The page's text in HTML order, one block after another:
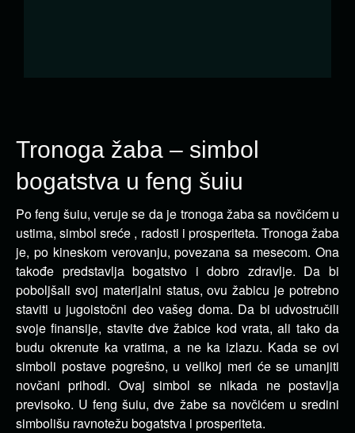
Tronoga žaba – simbol
bogatstva u feng šuiu
Po feng šuiu, veruje se da je tronoga žaba sa novčićem u
ustima, simbol sreće , radosti i prosperiteta. Tronoga žaba
je, po kineskom verovanju, povezana sa mesecom. Ona
takođe predstavlja bogatstvo i dobro zdravlje. Da bi
poboljšali svoj materijalni status, ovu žabicu je potrebno
staviti u jugoistočni deo vašeg doma. Da bi udvostručili
svoje finansije, stavite dve žabice kod vrata, ali tako da
budu okrenute ka vratima, a ne ka izlazu. Kada se ovi
simboli postave pogrešno, u velikoj meri će se umanjiti
novčani prihodi. Ovaj simbol se nikada ne postavlja
previsoko. U feng šuiu, dve žabe sa novčićem u sredini
simbolišu ravnotežu bogatstva i prosperiteta.